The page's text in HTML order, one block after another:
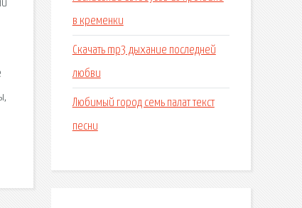
в кременки
Скачать mp3 дыхание последней
любви
Любимый город семь палат текст
песни